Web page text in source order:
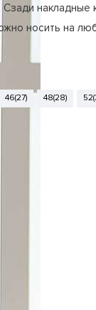
накладные
носить на
46(27) 48(28)